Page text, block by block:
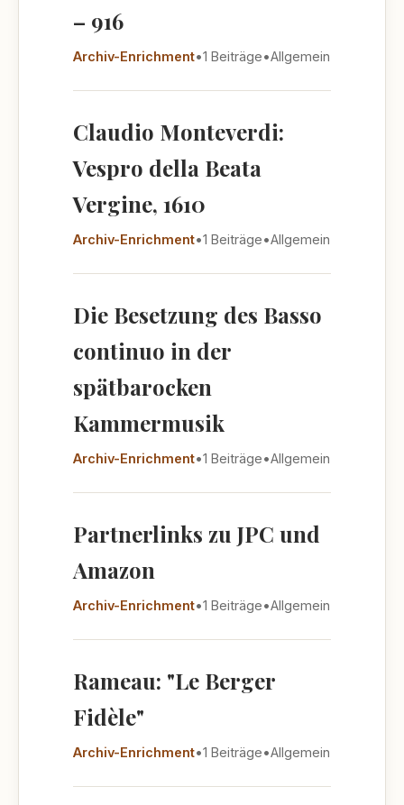
– 916
Archiv-Enrichment•1 Beiträge•Allgemein
Claudio Monteverdi:
Vespro della Beata
Vergine, 1610
Archiv-Enrichment•1 Beiträge•Allgemein
Die Besetzung des Basso
continuo in der
spätbarocken
Kammermusik
Archiv-Enrichment•1 Beiträge•Allgemein
Partnerlinks zu JPC und
Amazon
Archiv-Enrichment•1 Beiträge•Allgemein
Rameau: "Le Berger
Fidèle"
Archiv-Enrichment•1 Beiträge•Allgemein